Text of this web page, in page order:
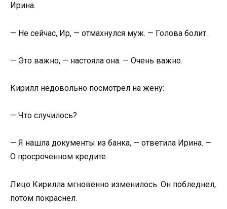
Ирина.
— Не сейчас, Ир, — отмахнулся муж. — Голова болит.
— Это важно, — настояла она. — Очень важно.
Кирилл недовольно посмотрел на жену:
— Что случилось?
— Я нашла документы из банка, — ответила Ирина. —
О просроченном кредите.
Лицо Кирилла мгновенно изменилось. Он побледнел,
потом покраснел.